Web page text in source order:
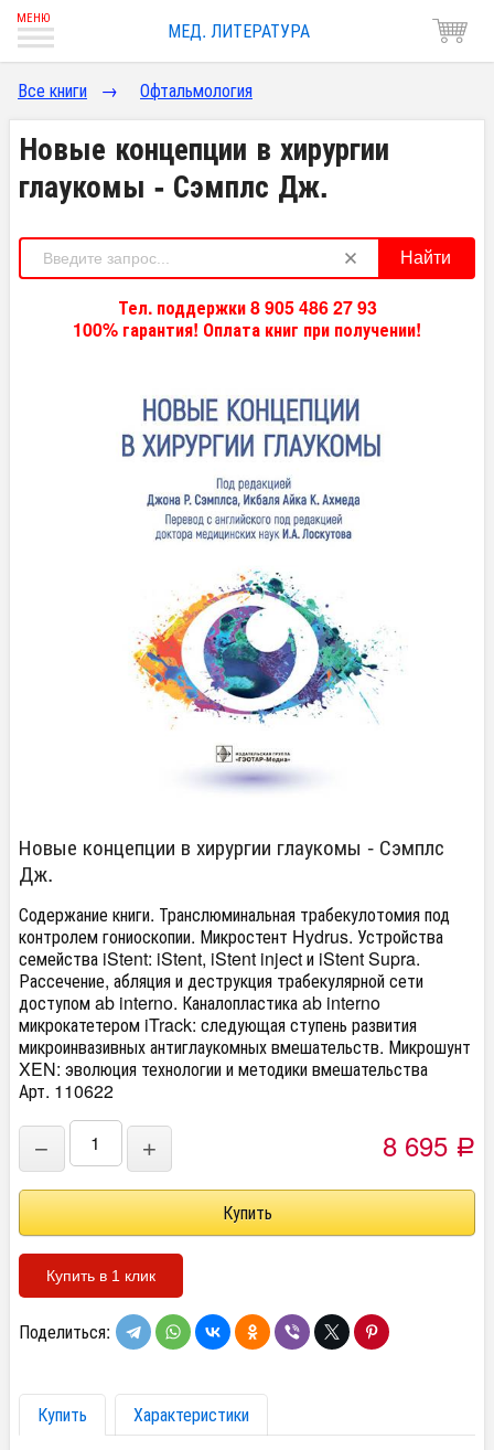
МЕД. ЛИТЕРАТУРА
Все книги → Офтальмология
Новые концепции в хирургии
глаукомы - Сэмплс Дж.
Найти
Тел. поддержки 8 905 486 27 93
100% гарантия! Оплата книг при получении!
Новые концепции в хирургии глаукомы - Сэмплс
Дж.
Содержание книги. Транслюминальная трабекулотомия под
контролем гониоскопии. Микростент Hydrus. Устройства
семейства iStent: iStent, iStent inject и iStent Supra.
Рассечение, абляция и деструкция трабекулярной сети
доступом ab interno. Каналопластика ab interno
микрокатетером iTrack: следующая ступень развития
микроинвазивных антиглаукомных вмешательств. Микрошунт
XEN: эволюция технологии и методики вмешательства
Арт. 110622
− + 8 695 Р
Купить в 1 клик
Поделиться:
Купить
Характеристики